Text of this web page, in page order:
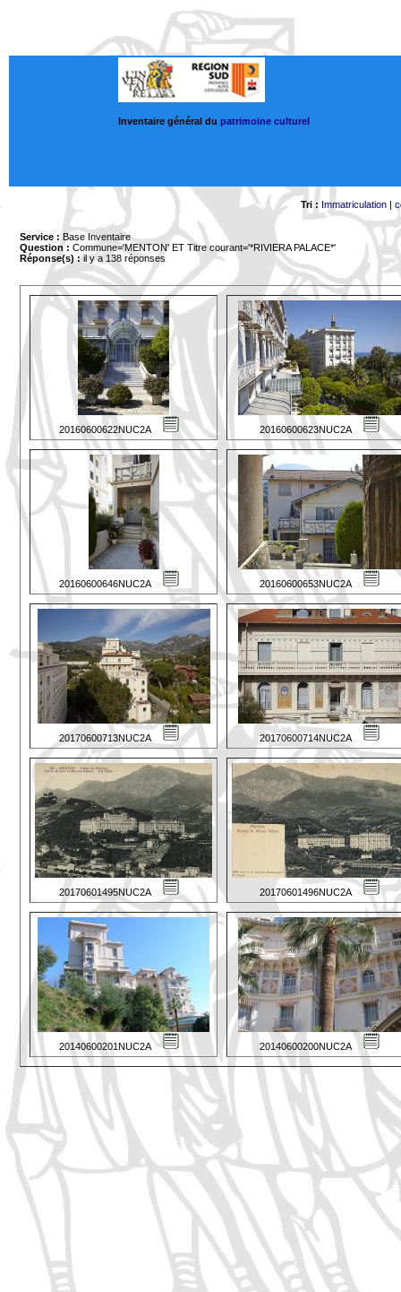
Inventaire général du patrimoine culturel
Tri : Immatriculation|
Service : Base Inventaire
Question : Commune='MENTON' ET Titre courant='*RIVIERA PALACE*'
Réponse(s) :il y a 138 réponses
20160600622NUC2A 20160600623NUC2A
20160600646NUC2A 20160600653NUC2A
20170600713NUC2A 20170600714NUC2A
20170601495NUC2A 20170601496NUC2A
20140600201NUC2A 20140600200NUC2A